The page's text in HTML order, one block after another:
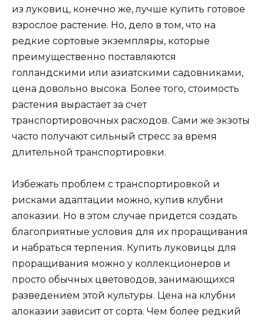
из луковиц, конечно же, лучше купить готовое
взрослое растение. Но, дело в том, что на
редкие сортовые экземпляры, которые
преимущественно поставляются
голландскими или азиатскими садовниками,
цена довольно высока. Более того, стоимость
растения вырастает за счет
транспортировочных расходов. Сами же экзоты
часто получают сильный стресс за время
длительной транспортировки.
Избежать проблем с транспортировкой и
рисками адаптации можно, купив клубни
алоказии. Но в этом случае придется создать
благоприятные условия для их проращивания
и набраться терпения. Купить луковицы для
проращивания можно у коллекционеров и
просто обычных цветоводов, занимающихся
разведением этой культуры. Цена на клубни
алоказии зависит от сорта. Чем более редкий